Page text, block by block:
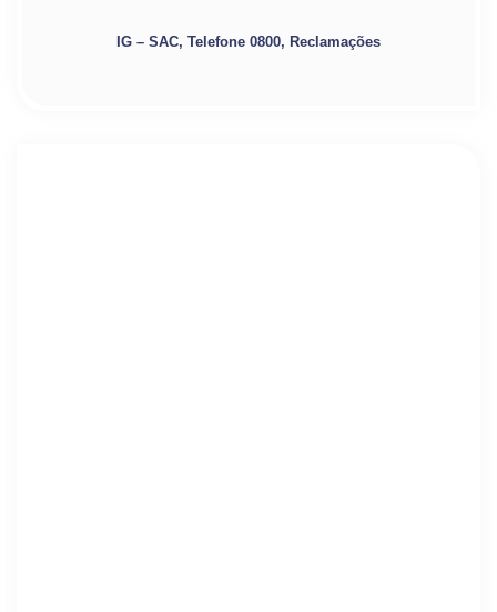
IG – SAC, Telefone 0800, Reclamações